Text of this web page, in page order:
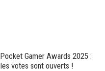
Pocket Gamer Awards 2025 :
les votes sont ouverts !